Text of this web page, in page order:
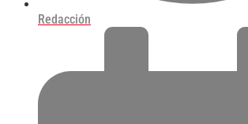
Redacción